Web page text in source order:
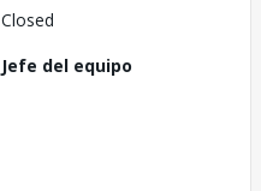
Closed
Jefe del equipo